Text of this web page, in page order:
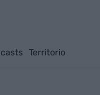
Territorio